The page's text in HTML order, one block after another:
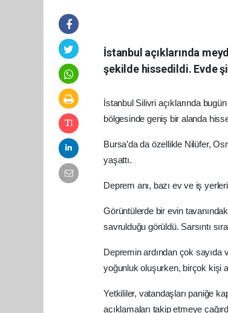
İstanbul açıklarında
şekilde hissedildi. Evde
İstanbul Silivri açıklarında
bölgesinde geniş bir alanda
Bursa’da da özellikle Nilüfer,
yaşattı.
Deprem anı, bazı ev ve iş
Görüntülerde bir evin
savrulduğu görüldü. Sarsıntı
Depremin ardından çok sayıda
yoğunluk oluşurken, birçok kişi
Yetkililer, vatandaşları paniğe
açıklamaları takip etmeye